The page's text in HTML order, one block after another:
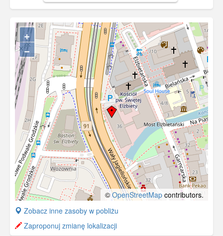
+
−
©OpenStreetMap contributors.
+
−
Zobacz inne zasoby w pobliżu
Zaproponuj zmianę lokalizacji